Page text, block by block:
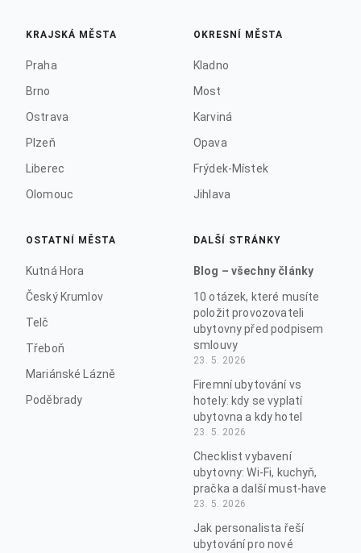
KRAJSKÁ MĚSTA
Praha
Brno
Ostrava
Plzeň
Liberec
Olomouc
OKRESNÍ MĚSTA
Kladno
Most
Karviná
Opava
Frýdek-Místek
Jihlava
OSTATNÍ MĚSTA
Kutná Hora
Český Krumlov
Telč
Třeboň
Mariánské Lázně
Poděbrady
DALŠÍ STRÁNKY
Blog – všechny články
10 otázek, které musíte
položit provozovateli
ubytovny před podpisem
smlouvy
23. 5. 2026
Firemní ubytování vs
hotely: kdy se vyplatí
ubytovna a kdy hotel
23. 5. 2026
Checklist vybavení
ubytovny: Wi-Fi, kuchyň,
pračka a další must-have
23. 5. 2026
Jak personalista řeší
ubytování pro nové